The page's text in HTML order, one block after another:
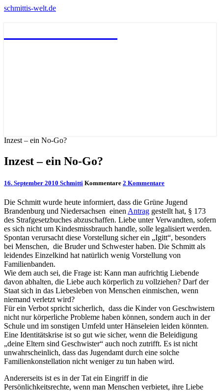
schmittis-welt.de
Inzest – ein No-Go?
Inzest – ein No-Go?
16. September 2010 Schmitti Kommentare 2 Kommentare
Die Schmitt wurde heute informiert, dass die Grüne Jugend
Brandenburg und Niedersachsen einen Antrag gestellt hat, § 173
des Strafgesetzbuches abzuschaffen. Liebe unter Verwandten, sofern
es sich nicht um Kindesmissbrauch handle, solle legalisiert werden.
Spontan verursacht diese Vorstellung sicher ein „Igitt“, besonders
bei Menschen, die Bruder und Schwester haben. Die Schmitt als
leidendes Einzelkind hat natürlich wenig Vorstellung von
Familienbanden.
Wie dem auch sei, die Frage ist: Kann man aufrichtig Liebende
davon abhalten, die Liebe auch körperlich zu vollziehen? Darf der
Staat sich in das Liebesleben von Menschen einmischen, wenn
niemand verletzt wird?
Für ein Verbot spricht sicherlich, dass die Kinder von Geschwistern
nicht nur körperliche Probleme haben können, sondern auch in der
Schule und im sonstigen Umfeld unter Hänseleien leiden könnten.
Eine Identitätskrise ist so gut wie sicher, wenn die Beleidigung
„deine Eltern sind Geschwister“ auch noch zutrifft. Es ist nicht
unwahrscheinlich, dass das Jugendamt durch eine solche
Familienkonstellation nicht weniger zu tun haben wird.
Andererseits ist es in der Tat ein Eingriff in die
Persönlichkeitsrechte, wenn man Menschen verbietet, ihre Liebe